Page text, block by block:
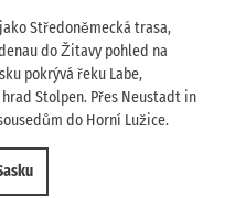
Středoněmecká trasa,
do Žitavy pohled na
pokrývá řeku Labe,
Stolpen. Přes Neustadt in
do Horní Lužice.